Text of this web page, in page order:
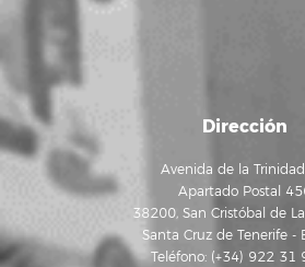
Dirección
Avenida de la
Apartado Postal
38200, San Cristóbal de
Santa Cruz de Tenerife -
Teléfono: (+34) 922 31